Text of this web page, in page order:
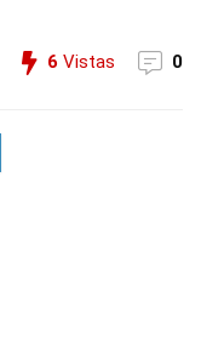
6 Vistas 0